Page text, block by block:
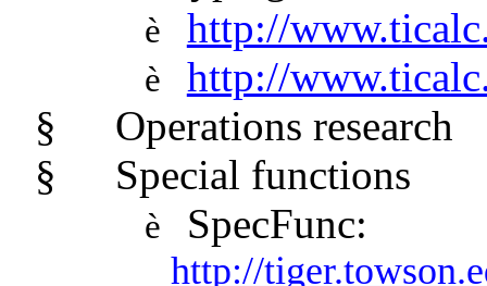
è http://
è
http://
§
Operations research
§
Special functions
è SpecFunc:
http://